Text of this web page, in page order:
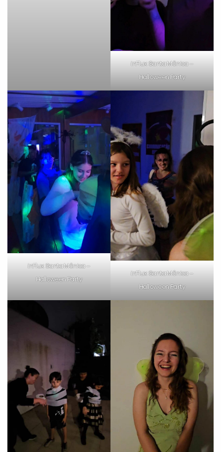
inFlux Santa Mônica –
Halloween Party
inFlux Santa Mônica –
Halloween Party
inFlux Santa Mônica –
Halloween Party
VOLTAR